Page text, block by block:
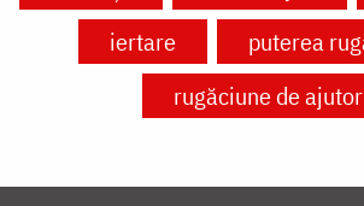
iertare
puterea
rugăciune de ajutor